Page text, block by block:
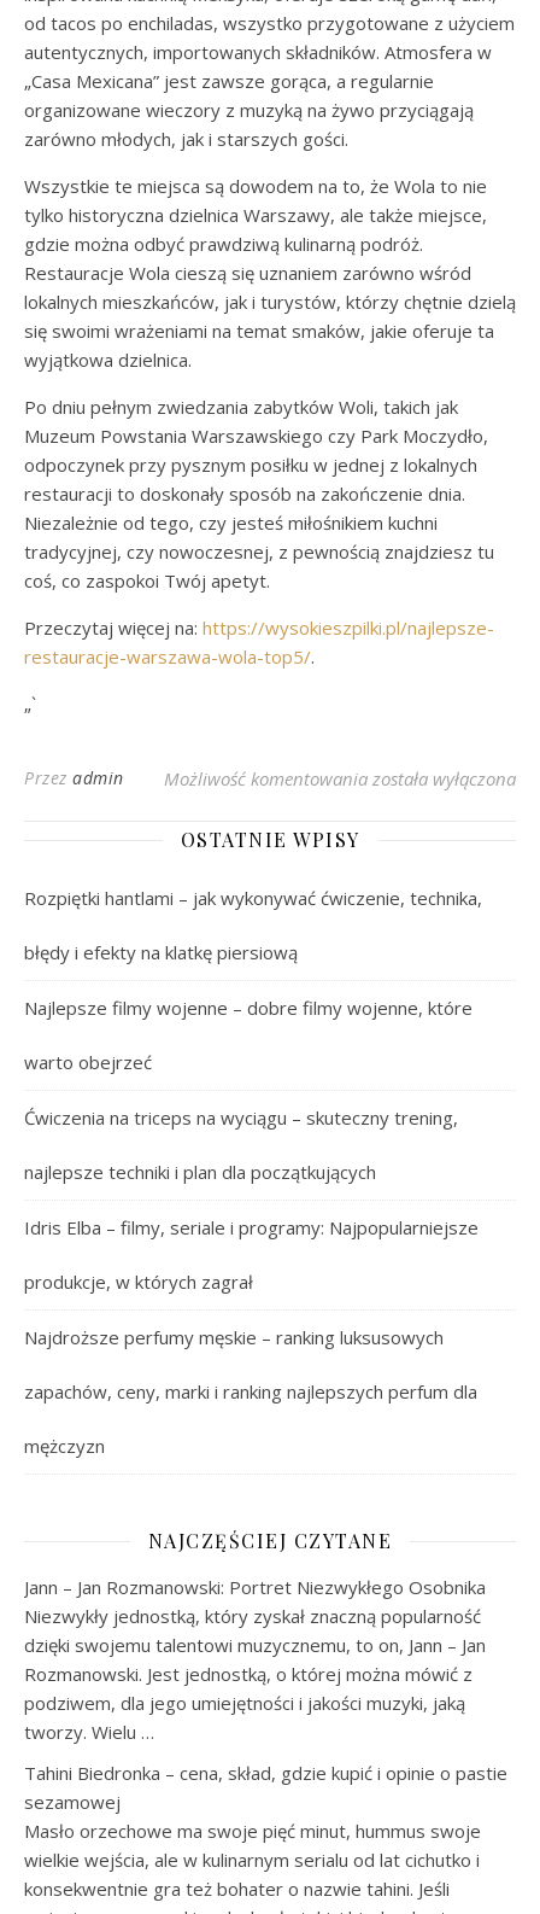
od tacos po enchiladas, wszystko przygotowane z użyciem
autentycznych, importowanych składników. Atmosfera w
„Casa Mexicana” jest zawsze gorąca, a regularnie
organizowane wieczory z muzyką na żywo przyciągają
zarówno młodych, jak i starszych gości.
Wszystkie te miejsca są dowodem na to, że Wola to nie
tylko historyczna dzielnica Warszawy, ale także miejsce,
gdzie można odbyć prawdziwą kulinarną podróż.
Restauracje Wola cieszą się uznaniem zarówno wśród
lokalnych mieszkańców, jak i turystów, którzy chętnie dzielą
się swoimi wrażeniami na temat smaków, jakie oferuje ta
wyjątkowa dzielnica.
Po dniu pełnym zwiedzania zabytków Woli, takich jak
Muzeum Powstania Warszawskiego czy Park Moczydło,
odpoczynek przy pysznym posiłku w jednej z lokalnych
restauracji to doskonały sposób na zakończenie dnia.
Niezależnie od tego, czy jesteś miłośnikiem kuchni
tradycyjnej, czy nowoczesnej, z pewnością znajdziesz tu
coś, co zaspokoi Twój apetyt.
Przeczytaj więcej na: https://wysokieszpilki.pl/najlepsze-
restauracje-warszawa-wola-top5/.
„`
Przez admin Możliwość komentowania Smakowita Wola:
została wyłączona
OSTATNIE WPISY
Rozpiętki hantlami – jak wykonywać ćwiczenie, technika,
błędy i efekty na klatkę piersiową
Najlepsze filmy wojenne – dobre filmy wojenne, które
warto obejrzeć
Ćwiczenia na triceps na wyciągu – skuteczny trening,
najlepsze techniki i plan dla początkujących
Idris Elba – filmy, seriale i programy: Najpopularniejsze
produkcje, w których zagrał
Najdroższe perfumy męskie – ranking luksusowych
zapachów, ceny, marki i ranking najlepszych perfum dla
mężczyzn
NAJCZĘŚCIEJ CZYTANE
Jann – Jan Rozmanowski: Portret Niezwykłego Osobnika
Niezwykły jednostką, który zyskał znaczną popularność
dzięki swojemu talentowi muzycznemu, to on, Jann – Jan
Rozmanowski. Jest jednostką, o której można mówić z
podziwem, dla jego umiejętności i jakości muzyki, jaką
tworzy. Wielu …
Tahini Biedronka – cena, skład, gdzie kupić i opinie o pastie
sezamowej
Masło orzechowe ma swoje pięć minut, hummus swoje
wielkie wejścia, ale w kulinarnym serialu od lat cichutko i
konsekwentnie gra też bohater o nazwie tahini. Jeśli